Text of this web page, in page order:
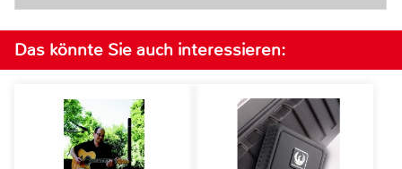
Das könnte Sie auch interessieren: